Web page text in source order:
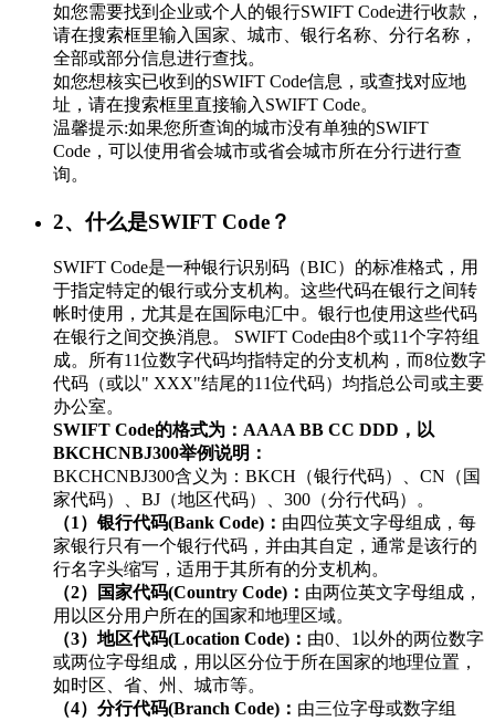
如您需要找到企业或个人的银行SWIFT Code进行收款，
请在搜索框里输入国家、城市、银行名称、分行名称，
全部或部分信息进行查找。
如您想核实已收到的SWIFT Code信息，或查找对应地
址，请在搜索框里直接输入SWIFT Code。
温馨提示:如果您所查询的城市没有单独的SWIFT
Code，可以使用省会城市或省会城市所在分行进行查
询。
2、什么是SWIFT Code？
SWIFT Code是一种银行识别码（BIC）的标准格式，用
于指定特定的银行或分支机构。这些代码在银行之间转
帐时使用，尤其是在国际电汇中。银行也使用这些代码
在银行之间交换消息。 SWIFT Code由8个或11个字符组
成。所有11位数字代码均指特定的分支机构，而8位数字
代码（或以" XXX"结尾的11位代码）均指总公司或主要
办公室。
SWIFT Code的格式为：AAAA BB CC DDD，以
BKCHCNBJ300举例说明：
BKCHCNBJ300含义为：BKCH（银行代码）、CN（国
家代码）、BJ（地区代码）、300（分行代码）。
（1）银行代码(Bank Code)： 由四位英文字母组成，每
家银行只有一个银行代码，并由其自定，通常是该行的
行名字头缩写，适用于其所有的分支机构。
（2）国家代码(Country Code)： 由两位英文字母组成，
用以区分用户所在的国家和地理区域。
（3）地区代码(Location Code)： 由0、1以外的两位数字
或两位字母组成，用以区分位于所在国家的地理位置，
如时区、省、州、城市等。
（4）分行代码(Branch Code)： 由三位字母或数字组